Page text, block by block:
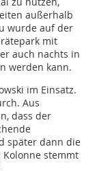
außerhalb
wurde auf der
mit
auch nachts in
werden kann.
im Einsatz.
Aus
dass der
später dann die
Kolonne stemmt